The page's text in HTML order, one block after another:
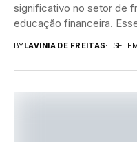
significativo no setor de
educação financeira.
BYLAVINIA DE FREITAS